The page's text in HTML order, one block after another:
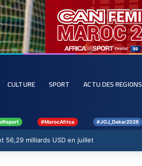
CULTURE SPORT ACTU DES REGIONS
#MarocAfrica #JOJ_Dakar2026
56,29 milliards USD en juillet